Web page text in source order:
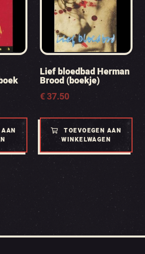
Lief bloedbad Herman
Brood (boekje)
€37.50
TOEVOEGEN AAN
WINKELWAGEN